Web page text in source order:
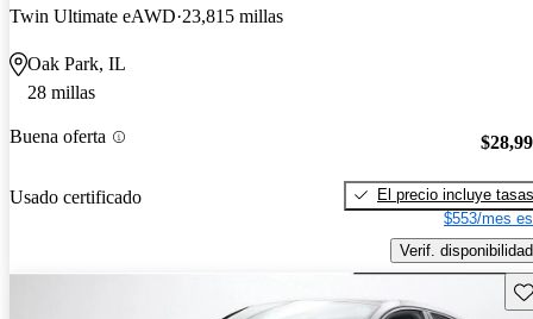
Twin Ultimate eAWD 23,815 millas
Oak Park, IL
28 millas
Buena oferta
Usado certificado
El precio incluye tasas
$553/mes
Verif. disponibilidad